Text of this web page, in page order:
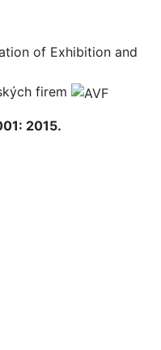
of Exhibition and
firem
2015.